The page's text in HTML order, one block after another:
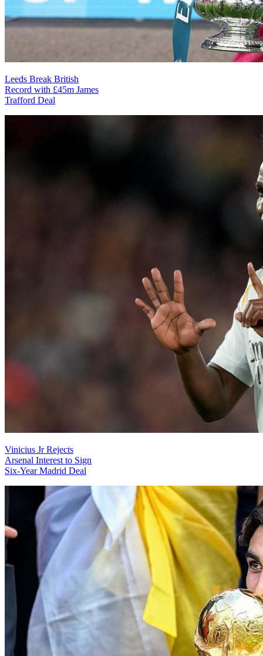
Leeds Break British
Record with £45m James
Trafford Deal
Vinicius Jr Rejects
Arsenal Interest to Sign
Six-Year Madrid Deal